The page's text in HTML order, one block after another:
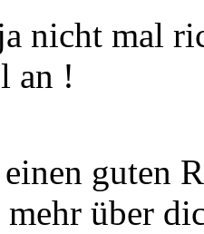
nicht mal
an !
guten
über